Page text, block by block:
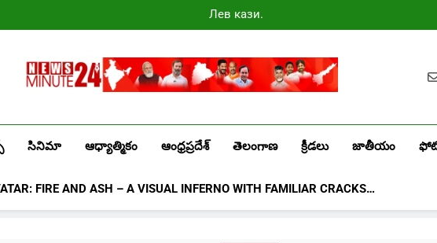
Лев казино
промокоды
Newsminute24
సినిమా ఆధ్యాత్మికం ఆంధ్రప్రదేశ్ తెలంగాణ క్రీడలు జాతీయం
FIRE AND ASH – A VISUAL INFERNO WITH FAMILIAR CRACKS…